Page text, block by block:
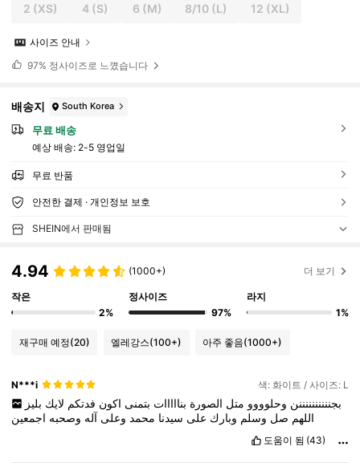
2 (XS) 4(S) 6 (M) 8/10 (L) 12 (XL)
사이즈 안내
97% 정사이즈로 느꼈습니다
배송지 South Korea
무료 배송
예상 배송: 2-5 영업일
무료 반품
안전한 결제 · 개인정보 보호
SHEIN에서 판매됨
4.94 (1000+) 더 보기
작은
2%
정사이즈
97%
라지
1%
재구매 예정(20) 엘레강스(100+) 아주 좋음(1000+)
N***i 색: 화이트 / 사이즈: L
بجننننننننننن وحلوووو متل الصورة بنااااات بتمنى اكون فدتكم لايك بليز
اللهم صل وسلم وبارك على سيدنا محمد وعلى آله وصحبه اجمعين
도움이 됨 (43)